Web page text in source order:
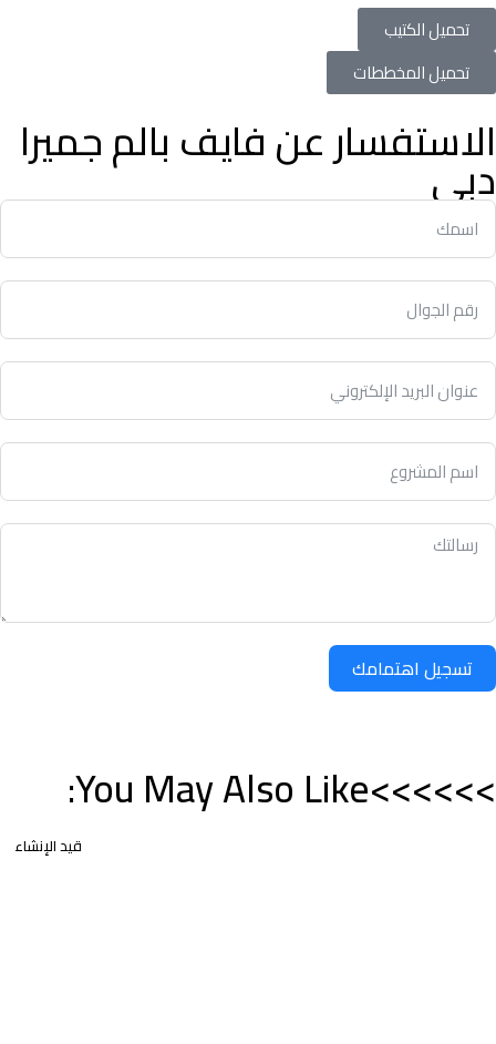
تحميل الكتيب
تحميل المخططات
الاستفسار عن فايف بالم جميرا
دبي
تسجيل اهتمامك
>>>>>>You May Also Like:
قيد الإنشاء